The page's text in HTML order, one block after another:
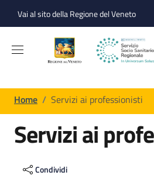
Vai al sito della Regione del Veneto
Briciole di pane
Home / Servizi ai professionisti
Servizi ai
Elenco dei link
Condividi